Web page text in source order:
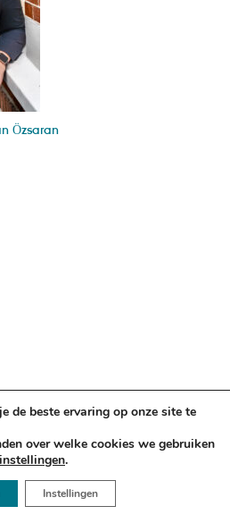
Ӧzsaran
de beste ervaring op onze site te
over welke cookies we gebruiken
instellingen.
Instellingen